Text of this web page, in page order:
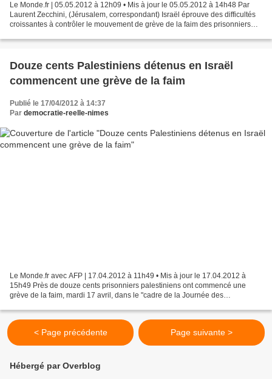
Le Monde.fr | 05.05.2012 à 12h09 • Mis à jour le 05.05.2012 à 14h48 Par
Laurent Zecchini, (Jérusalem, correspondant) Israël éprouve des difficultés
croissantes à contrôler le mouvement de grève de la faim des prisonniers
Douze cents Palestiniens détenus en Israël
commencent une grève de la faim
Publié le 17/04/2012 à 14:37
Par democratie-reelle-nimes
Le Monde.fr avec AFP | 17.04.2012 à 11h49 • Mis à jour le 17.04.2012 à
15h49 Près de douze cents prisonniers palestiniens ont commencé une
grève de la faim, mardi 17 avril, dans le "cadre de la Journée des
< Page précédente Page suivante >
Hébergé par Overblog